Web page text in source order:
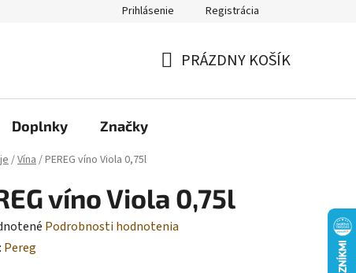
Prihlásenie Registrácia
PRÁZDNY KOŠÍK
Doplnky Značky
/Vína/PEREG víno Viola 0,75l
víno Viola 0,75l
Podrobnosti hodnotenia
Pereg